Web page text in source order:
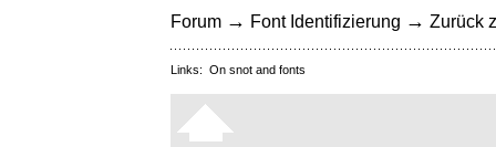
Forum → Font Identifizierung → Zurück
Links: On snot and fonts